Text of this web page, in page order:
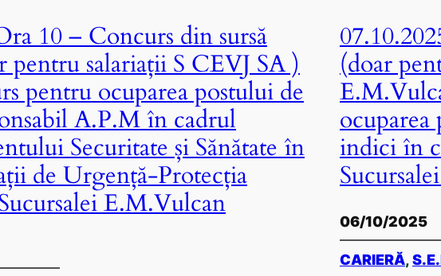
10 – Concurs din sursă
pentru salariații S CEVJ SA )
pentru ocuparea postului de
A.P.M în cadrul
Securitate și Sănătate în
de Urgență-Protecția
E.M.Vulcan
(doar
ocuparea
indici în
06/10/2025
CARIERĂ,